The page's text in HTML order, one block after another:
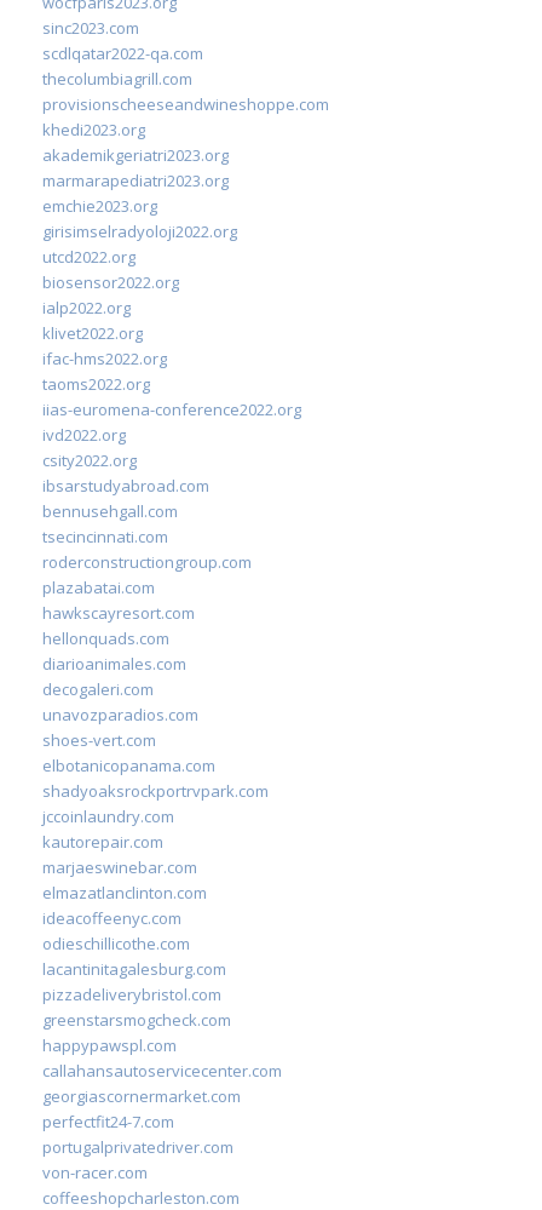
sinc2023.com
scdlqatar2022-qa.com
thecolumbiagrill.com
provisionscheeseandwineshoppe.com
khedi2023.org
akademikgeriatri2023.org
marmarapediatri2023.org
emchie2023.org
girisimselradyoloji2022.org
utcd2022.org
biosensor2022.org
ialp2022.org
klivet2022.org
ifac-hms2022.org
taoms2022.org
iias-euromena-conference2022.org
ivd2022.org
csity2022.org
ibsarstudyabroad.com
bennusehgall.com
tsecincinnati.com
roderconstructiongroup.com
plazabatai.com
hawkscayresort.com
hellonquads.com
diarioanimales.com
decogaleri.com
unavozparadios.com
shoes-vert.com
elbotanicopanama.com
shadyoaksrockportrvpark.com
jccoinlaundry.com
kautorepair.com
marjaeswinebar.com
elmazatlanclinton.com
ideacoffeenyc.com
odieschillicothe.com
lacantinitagalesburg.com
pizzadeliverybristol.com
greenstarsmogcheck.com
happypawspl.com
callahansautoservicecenter.com
georgiascornermarket.com
perfectfit24-7.com
portugalprivatedriver.com
von-racer.com
coffeeshopcharleston.com